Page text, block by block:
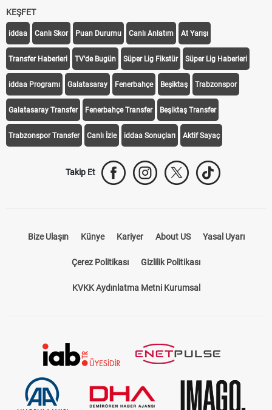
KEŞFET
iddaa Canlı Skor Puan Durumu Canlı Anlatım At Yarışı
Transfer Haberleri TV'de Bugün Süper Lig Fikstür Süper Lig Haberleri
iddaa Programı Galatasaray Fenerbahçe Beşiktaş Trabzonspor
Galatasaray Transfer Fenerbahçe Transfer Beşiktaş Transfer
Trabzonspor Transfer Canlı İzle iddaa Sonuçları Aktif Sayaç
Takip Et
Bize Ulaşın Künye Kariyer About US Yasal Uyarı
Çerez Politikası Gizlilik Politikası
KVKK Aydınlatma Metni Kurumsal